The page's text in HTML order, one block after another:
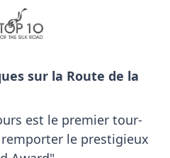
sur la Route de la
est le premier tour-
le prestigieux